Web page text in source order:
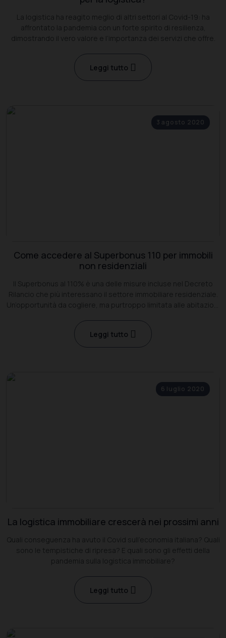
La logistica ha reagito meglio di altri settori al Covid-19: ha
affrontato la pandemia con un forte spirito di resilienza,
dimostrando il vero valore e l’importanza dei servizi che offre.
Leggi tutto
3 agosto 2020
Come accedere al Superbonus 110 per immobili
non residenziali
Il Superbonus al 110% è una delle misure incluse nel Decreto
Rilancio che più interessano il settore immobiliare residenziale.
Un’opportunità da cogliere, ma purtroppo limitata alle abitazioni
Leggi tutto
6 luglio 2020
La logistica immobiliare crescerà nei prossimi anni
Quali conseguenza ha avuto il Covid sull’economia italiana? Quali
sono le tempistiche di ripresa? E quali sono gli effetti della
pandemia sulla logistica immobiliare?
Leggi tutto